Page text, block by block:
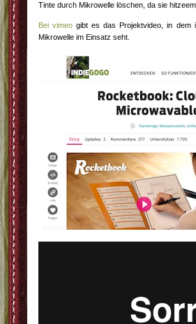
Tinte durch Mikrowelle löschen, da sie
Bei vimeo gibt es das Projektvideo, in dem
Mikrowelle im Einsatz seht.